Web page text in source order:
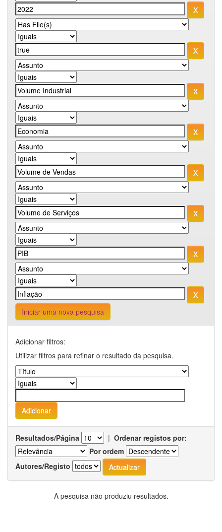
Iniciar uma nova pesquisa
Adicionar filtros:
Utilizar filtros para refinar o resultado da pesquisa.
Resultados/Página | Ordenar registos por:
Por ordem
Autores/Registo
A pesquisa não produziu resultados.